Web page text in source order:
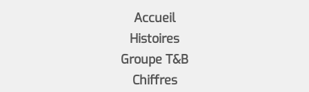
Accueil
Histoires
Groupe T&B
Chiffres